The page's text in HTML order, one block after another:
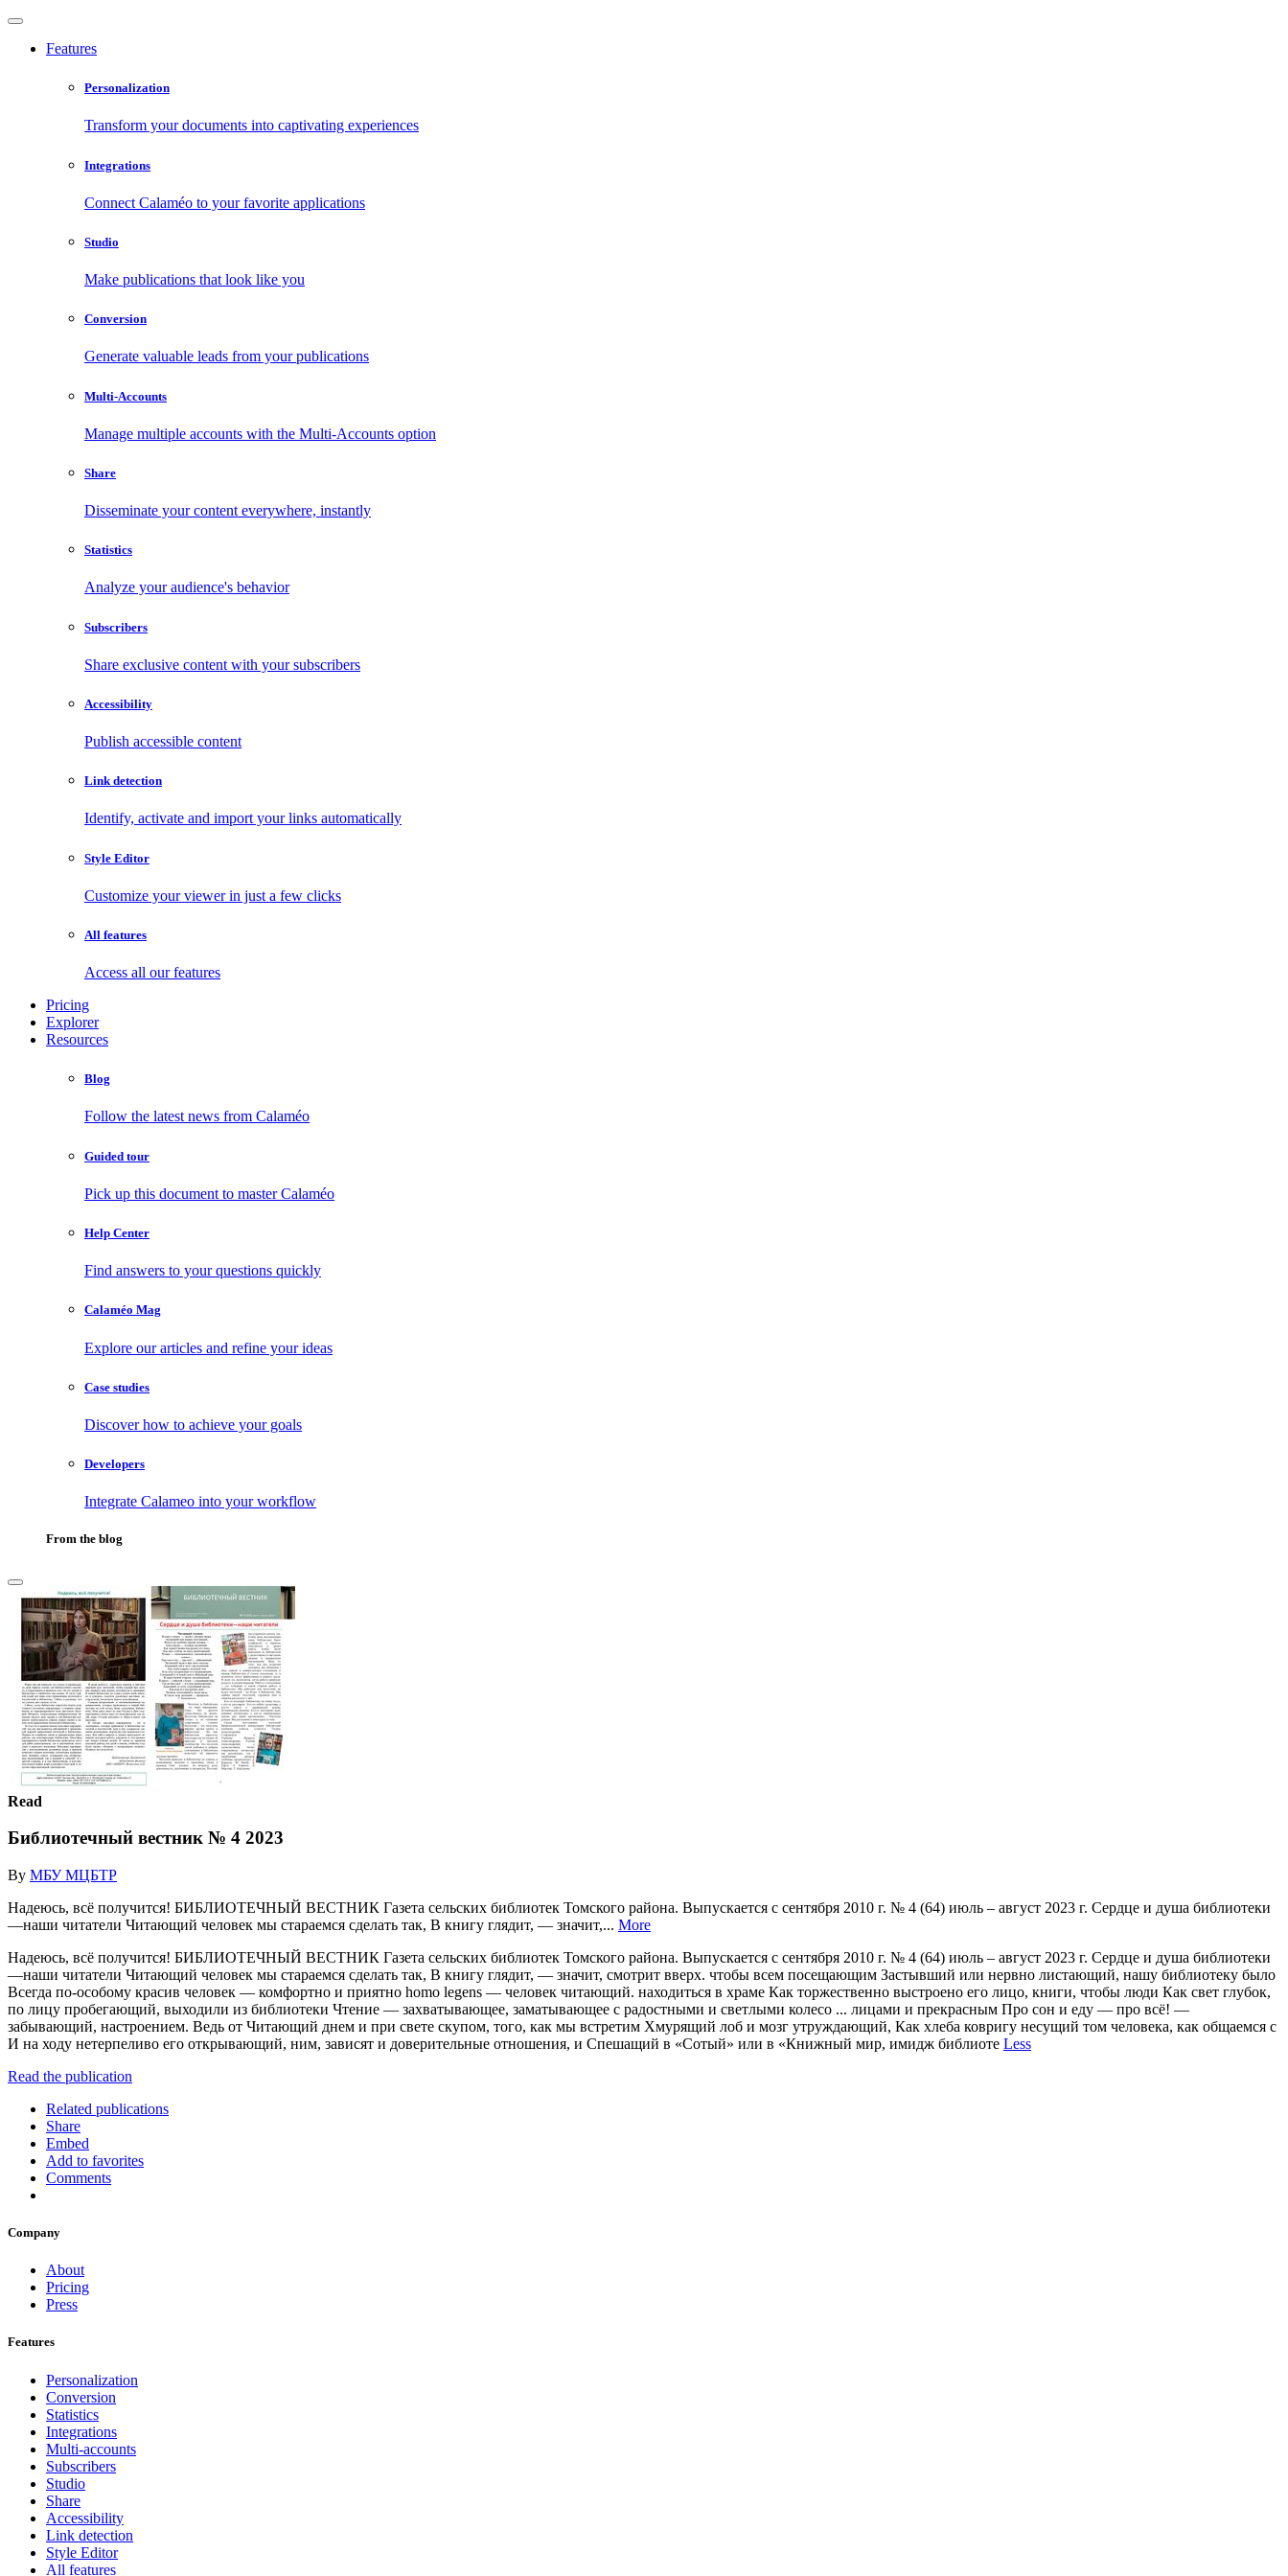
Features
Personalization
Transform your documents into captivating experiences
Integrations
Connect Calaméo to your favorite applications
Studio
Make publications that look like you
Conversion
Generate valuable leads from your publications
Multi-Accounts
Manage multiple accounts with the Multi-Accounts option
Share
Disseminate your content everywhere, instantly
Statistics
Analyze your audience's behavior
Subscribers
Share exclusive content with your subscribers
Accessibility
Publish accessible content
Link detection
Identify, activate and import your links automatically
Style Editor
Customize your viewer in just a few clicks
All features
Access all our features
Pricing
Explorer
Resources
Blog
Follow the latest news from Calaméo
Guided tour
Pick up this document to master Calaméo
Help Center
Find answers to your questions quickly
Calaméo Mag
Explore our articles and refine your ideas
Case studies
Discover how to achieve your goals
Developers
Integrate Calameo into your workflow
From the blog
Read
Библиотечный вестник № 4 2023
By МБУ МЦБТР
Надеюсь, всё получится! БИБЛИОТЕЧНЫЙ ВЕСТНИК Газета сельских библиотек Томского района. Выпускается с сентября 2010 г. № 4 (64) июль – август 2023 г. Сердце и душа библиотеки
—наши читатели Читающий человек мы стараемся сделать так, В книгу глядит, — значит,... More
Надеюсь, всё получится! БИБЛИОТЕЧНЫЙ ВЕСТНИК Газета сельских библиотек Томского района. Выпускается с сентября 2010 г. № 4 (64) июль – август 2023 г. Сердце и душа библиотеки
—наши читатели Читающий человек мы стараемся сделать так, В книгу глядит, — значит, смотрит вверх. чтобы всем посещающим Застывший или нервно листающий, нашу библиотеку было
Всегда по-особому красив человек — комфортно и приятно homo legens — человек читающий. находиться в храме Как торжественно выстроено его лицо, книги, чтобы люди Как свет глубок,
по лицу пробегающий, выходили из библиотеки Чтение — захватывающее, заматывающее с радостными и светлыми колесо ... лицами и прекрасным Про сон и еду — про всё! —
забывающий, настроением. Ведь от Читающий днем и при свете скупом, того, как мы встретим Хмурящий лоб и мозг утруждающий, Как хлеба ковригу несущий том человека, как общаемся с
И на ходу нетерпеливо его открывающий, ним, зависят и доверительные отношения, и Спешащий в «Сотый» или в «Книжный мир, имидж библиоте Less
Read the publication
Related publications
Share
Embed
Add to favorites
Comments
Company
About
Pricing
Press
Features
Personalization
Conversion
Statistics
Integrations
Multi-accounts
Subscribers
Studio
Share
Accessibility
Link detection
Style Editor
All features